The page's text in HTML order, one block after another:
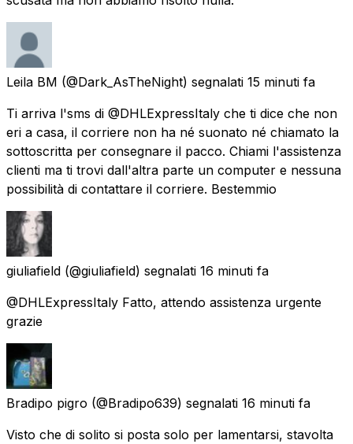
Leila BM (@Dark_AsTheNight) segnalati 15 minuti fa
Ti arriva l'sms di @DHLExpressItaly che ti dice che non
eri a casa, il corriere non ha né suonato né chiamato la
sottoscritta per consegnare il pacco. Chiami l'assistenza
clienti ma ti trovi dall'altra parte un computer e nessuna
possibilità di contattare il corriere. Bestemmio
giuliafield (@giuliafield) segnalati 16 minuti fa
@DHLExpressItaly Fatto, attendo assistenza urgente
grazie
Bradipo pigro (@Bradipo639) segnalati 16 minuti fa
Visto che di solito si posta solo per lamentarsi, stavolta